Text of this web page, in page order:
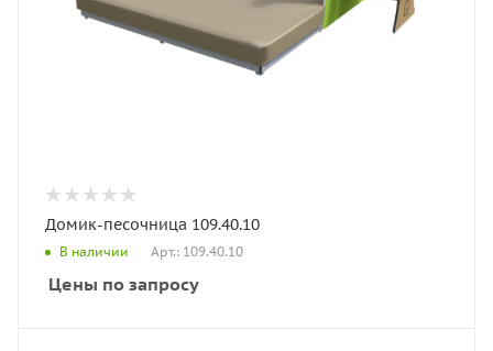
Домик-песочница 109.40.10
В наличии Арт.: 109.40.10
Цены по запросу